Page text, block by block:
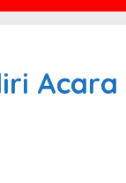
Acara